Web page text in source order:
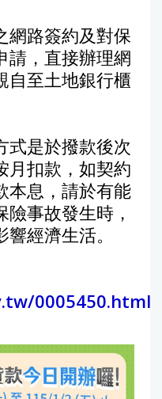
網路簽約及對保
請，直接辦理網
自至土地銀行櫃
式是於撥款後次
月扣款，如契約
本息，請於有能
事故發生時，
經濟生活。
0005450.html